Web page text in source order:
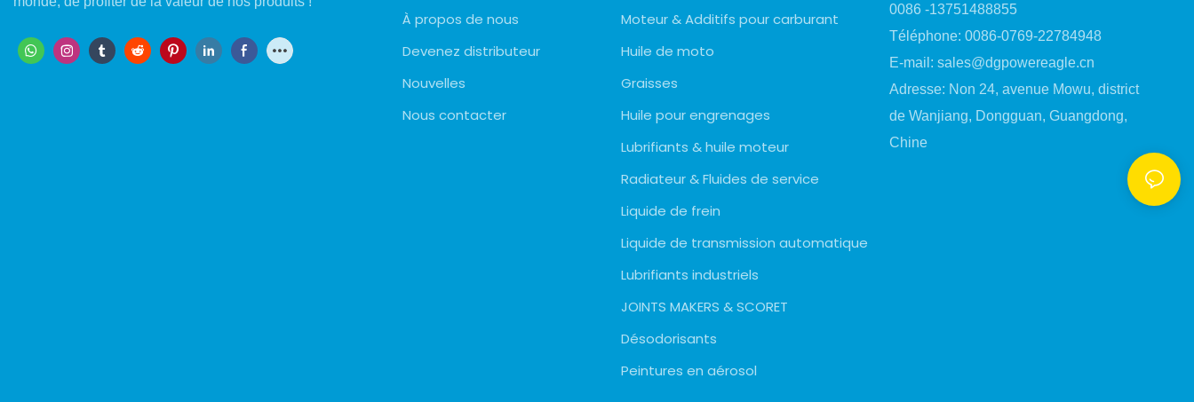
À propos de nous
Devenez distributeur
Nouvelles
Nous contacter
Moteur & Additifs pour carburant
Huile de moto
Graisses
Huile pour engrenages
Lubrifiants & huile moteur
Radiateur & Fluides de service
Liquide de frein
Liquide de transmission automatique
Lubrifiants industriels
JOINTS MAKERS & SCORET
Désodorisants
Peintures en aérosol
0086 -13751488855
Téléphone: 0086-0769-22784948
E-mail: sales@dgpowereagle.cn
Adresse: Non 24, avenue Mowu, district
de Wanjiang, Dongguan, Guangdong,
Chine